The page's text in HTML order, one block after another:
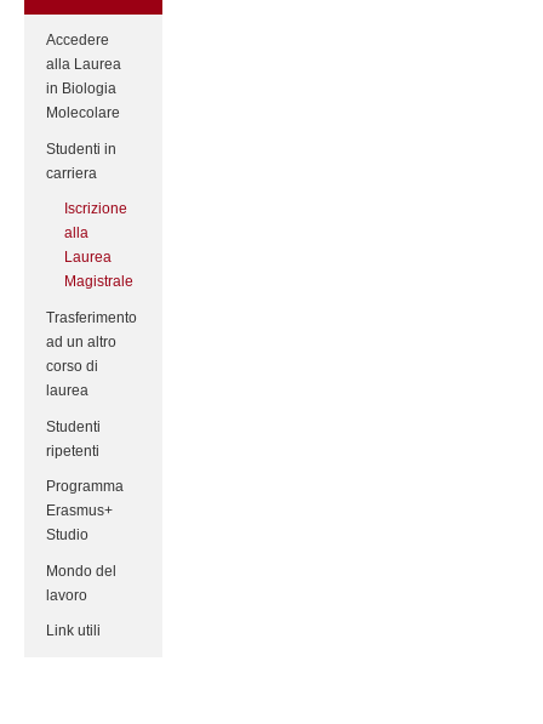
Accedere
alla Laurea
in Biologia
Molecolare
Studenti in
carriera
Iscrizione
alla
Laurea
Magistrale
Trasferimento
ad un altro
corso di
laurea
Studenti
ripetenti
Programma
Erasmus+
Studio
Mondo del
lavoro
Link utili